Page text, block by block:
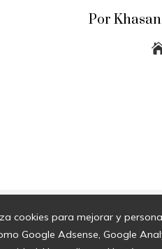
cookies para mejorar y
Google Adsense, Google
Por